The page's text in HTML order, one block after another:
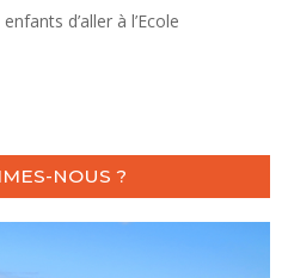
d’aller à l’Ecole
NOUS ?